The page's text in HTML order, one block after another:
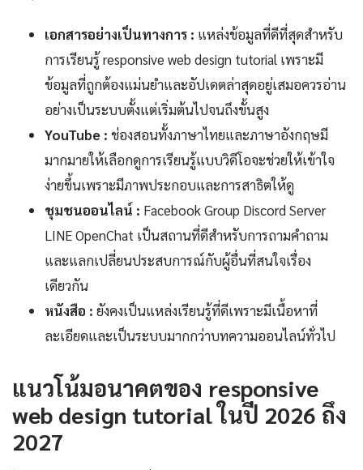
เอกสารอย่างเป็นทางการ : แหล่งข้อมูลที่ดีที่สุดสำหรับ
การเรียนรู้ responsive web design tutorial เพราะมี
ข้อมูลที่ถูกต้องแม่นยำและอัปเดตล่าสุดอยู่เสมอควรอ่าน
อย่างเป็นระบบตั้งแต่เริ่มต้นไปจนถึงขั้นสูง
YouTube : ช่องสอนทั้งภาษาไทยและภาษาอังกฤษมี
มากมายให้เลือกดูการเรียนรู้แบบวิดีโอจะช่วยให้เข้าใจ
ง่ายขึ้นเพราะมีภาพประกอบและการสาธิตให้ดู
ชุมชนออนไลน์ : Facebook Group Discord Server
LINE OpenChat เป็นสถานที่ดีสำหรับการถามคำถาม
และแลกเปลี่ยนประสบการณ์กับผู้อื่นที่สนใจเรื่อง
เดียวกัน
หนังสือ : ยังคงเป็นแหล่งเรียนรู้ที่ดีเพราะมีเนื้อหาที่
ละเอียดและเป็นระบบมากกว่าบทความออนไลน์ทั่วไป
แนวโน้มอนาคตของ responsive
web design tutorial ในปี 2026 ถึง
2027